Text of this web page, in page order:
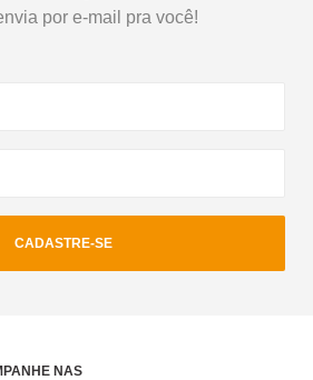
por e-mail pra você!
CADASTRE-SE
NAS